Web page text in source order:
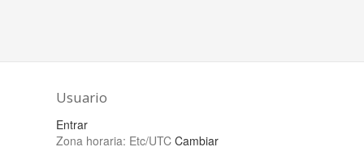
Usuario
Entrar
Zona horaria: Etc/UTC Cambiar